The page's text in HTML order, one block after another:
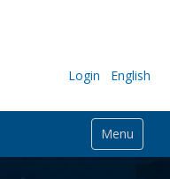
Login English
Menu